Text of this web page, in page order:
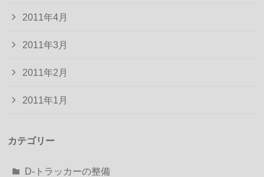
2011年4月
2011年3月
2011年2月
2011年1月
カテゴリー
D-トラッカーの整備